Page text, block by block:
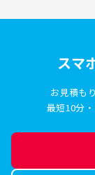
スマ
お見積も
最短10分